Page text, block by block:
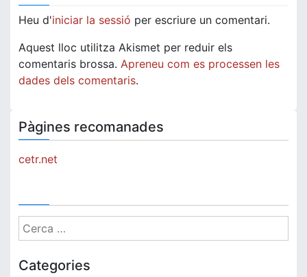
Heu d'iniciar la sessió per escriure un comentari.
Aquest lloc utilitza Akismet per reduir els
comentaris brossa. Apreneu com es processen les
dades dels comentaris.
Pàgines recomanades
cetr.net
Cerca:
Categories